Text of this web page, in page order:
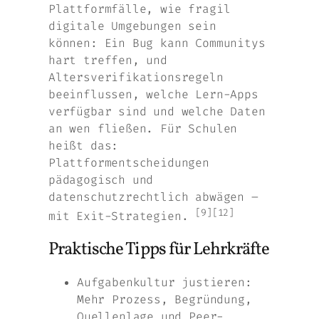
Plattformfälle, wie fragil
digitale Umgebungen sein
können: Ein Bug kann Communitys
hart treffen, und
Altersverifikationsregeln
beeinflussen, welche Lern-Apps
verfügbar sind und welche Daten
an wen fließen. Für Schulen
heißt das:
Plattformentscheidungen
pädagogisch und
datenschutzrechtlich abwägen –
mit Exit-Strategien.
[9][12]
Praktische Tipps für Lehrkräfte
Aufgabenkultur justieren:
Mehr Prozess, Begründung,